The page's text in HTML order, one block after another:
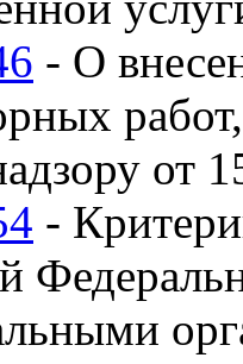
- О
от
-